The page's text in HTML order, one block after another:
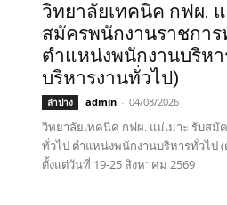
วิทยาลัยเทคนิค กฟผ. แ
สมัครพนักงานราชการ
ตำแหน่งพนักงานบริห
บริหารงานทั่วไป)
ลำปาง admin - 04/08/2026
วิทยาลัยเทคนิค กฟผ. แม่เมาะ รับสมั
ทั่วไป ตำแหน่งพนักงานบริหารทั่วไป
ตั้งแต่วันที่ 19-25 สิงหาคม 2569